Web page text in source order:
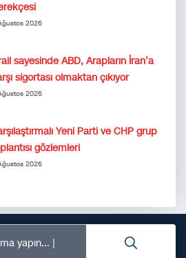
2026
sayesinde ABD, Arapların İran’a
sigortası olmaktan çıkıyor
2026
Yeni Parti ve CHP grup
gözlemleri
2026
yapın...